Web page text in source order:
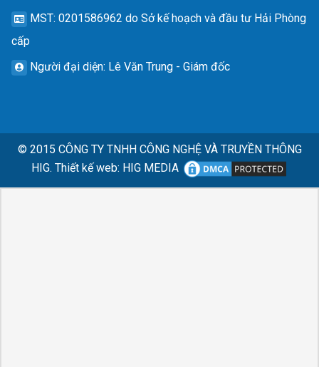
MST: 0201586962 do Sở kế hoạch và đầu tư Hải Phòng
cấp
Người đại diện: Lê Văn Trung - Giám đốc
© 2015 CÔNG TY TNHH CÔNG NGHỆ VÀ TRUYỀN THÔNG
HIG. Thiết kế web: HIG MEDIA